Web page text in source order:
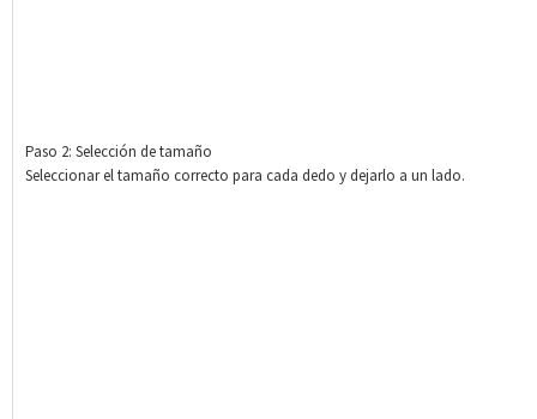
Paso 2: Selección de tamaño
Seleccionar el tamaño correcto para cada dedo y dejarlo a un lado.